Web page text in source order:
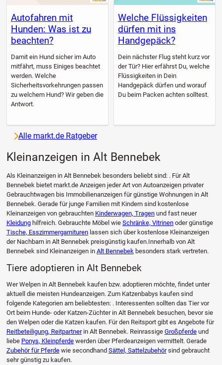
Autofahren mit
Hunden: Was ist zu
beachten?
Damit ein Hund sicher im Auto
mitfährt, muss Einiges beachtet
werden. Welche
Sicherheitsvorkehrungen passen
zu welchem Hund? Wir geben die
Antwort.
Welche Flüssigkeiten
dürfen mit ins
Handgepäck?
Dein nächster Flug steht kurz vor
der Tür? Hier erfährst Du, welche
Flüssigkeiten in Dein
Handgepäck dürfen und worauf
Du beim Packen achten solltest.
Alle markt.de Ratgeber
Kleinanzeigen in Alt Bennebek
Als Kleinanzeigen in Alt Bennebek besonders beliebt sind: . Für Alt
Bennebek bietet markt.de Anzeigen jeder Art von Autoanzeigen privater
Gebrauchtwagen bis Immobilienanzeigen für günstige Wohnungen in Alt
Bennebek. Gerade für junge Familien mit Kindern sind kostenlose
Kleinanzeigen von gebrauchten Kinderwagen, Tragenund fast neuer
Kleidunghilfreich. Gebrauchte Möbel wie Schränke, Vitrinenoder günstige
Tische, Esszimmergarniturenlassen sich über kostenlose Kleinanzeigen
der Nachbarn in Alt Bennebek preisgünstig kaufen.Innerhalb von Alt
Bennebek sind Kleinanzeigen in Alt Bennebekbesonders stark vertreten.
Tiere adoptieren in Alt Bennebek
Wer Welpen in Alt Bennebek kaufen bzw. adoptieren möchte, findet unter
aktuell die meisten Hundeanzeigen. Zum Katzenbabys kaufen sind
folgende Kategorien am beliebtesten: . Interessenten sollten das Tier vor
Ort beim Hunde- oder Katzen-Züchter in Alt Bennebek besuchen, bevor sie
den Welpen oder die Katzen kaufen. Für den Reitsport gibt es Angebote für
Reitbeteiligung, Reitpartnerin Alt Bennebek. Reinrassige Großpferdeund
liebe Ponys, Kleinpferdewerden über Pferdeanzeigen vermittelt. Gerade
Zubehör für Pferdewie secondhand Sättel, Sattelzubehörsind gebraucht
sehr günstig zu kaufen.